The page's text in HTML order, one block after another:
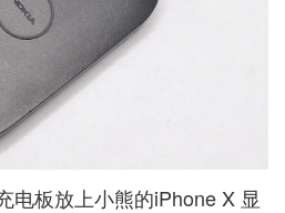
电板放上小熊的iPhone X 显